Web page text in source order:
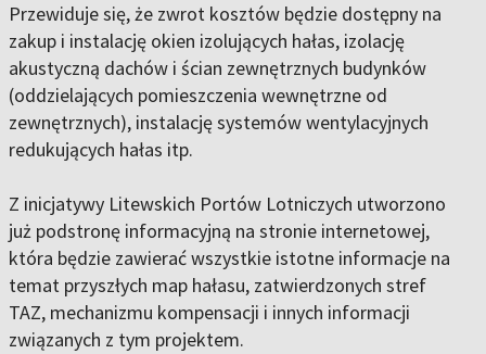
Przewiduje się, że zwrot kosztów będzie dostępny na
zakup i instalację okien izolujących hałas, izolację
akustyczną dachów i ścian zewnętrznych budynków
(oddzielających pomieszczenia wewnętrzne od
zewnętrznych), instalację systemów wentylacyjnych
redukujących hałas itp.
Z inicjatywy Litewskich Portów Lotniczych utworzono
już podstronę informacyjną na stronie internetowej,
która będzie zawierać wszystkie istotne informacje na
temat przyszłych map hałasu, zatwierdzonych stref
TAZ, mechanizmu kompensacji i innych informacji
związanych z tym projektem.